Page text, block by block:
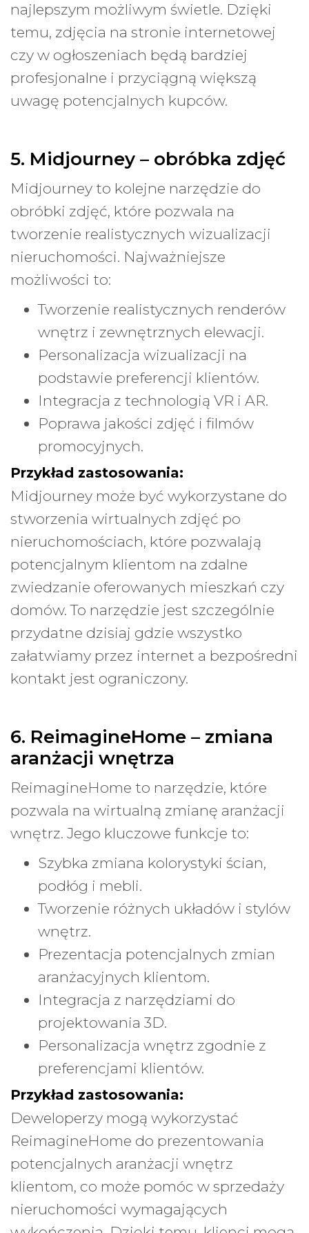
najlepszym możliwym świetle. Dzięki
temu, zdjęcia na stronie internetowej
czy w ogłoszeniach będą bardziej
profesjonalne i przyciągną większą
uwagę potencjalnych kupców.
5. Midjourney – obróbka zdjęć
Midjourney to kolejne narzędzie do
obróbki zdjęć, które pozwala na
tworzenie realistycznych wizualizacji
nieruchomości. Najważniejsze
możliwości to:
Tworzenie realistycznych renderów
wnętrz i zewnętrznych elewacji.
Personalizacja wizualizacji na
podstawie preferencji klientów.
Integracja z technologią VR i AR.
Poprawa jakości zdjęć i filmów
promocyjnych.
Przykład zastosowania:
Midjourney może być wykorzystane do
stworzenia wirtualnych zdjęć po
nieruchomościach, które pozwalają
potencjalnym klientom na zdalne
zwiedzanie oferowanych mieszkań czy
domów. To narzędzie jest szczególnie
przydatne dzisiaj gdzie wszystko
załatwiamy przez internet a bezpośredni
kontakt jest ograniczony.
6. ReimagineHome – zmiana
aranżacji wnętrza
ReimagineHome to narzędzie, które
pozwala na wirtualną zmianę aranżacji
wnętrz. Jego kluczowe funkcje to:
Szybka zmiana kolorystyki ścian,
podłóg i mebli.
Tworzenie różnych układów i stylów
wnętrz.
Prezentacja potencjalnych zmian
aranżacyjnych klientom.
Integracja z narzędziami do
projektowania 3D.
Personalizacja wnętrz zgodnie z
preferencjami klientów.
Przykład zastosowania:
Deweloperzy mogą wykorzystać
ReimagineHome do prezentowania
potencjalnych aranżacji wnętrz
klientom, co może pomóc w sprzedaży
nieruchomości wymagających